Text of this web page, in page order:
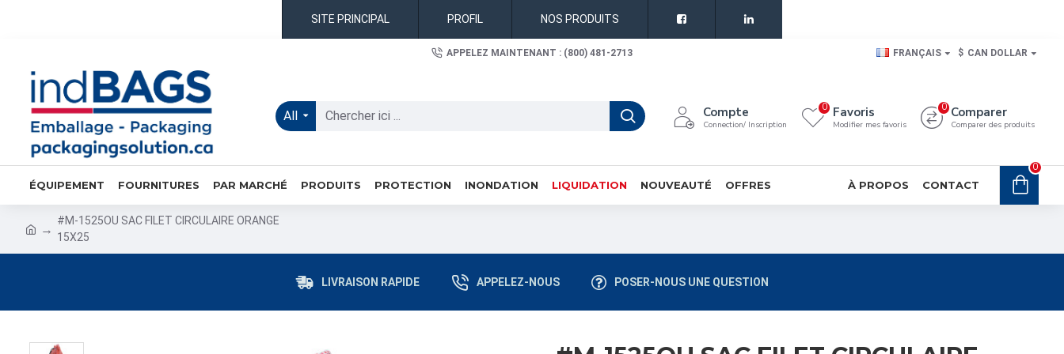
SITE PRINCIPAL PROFIL NOS PRODUITS
APPELEZ MAINTENANT : (800) 481-2713 FRANÇAIS $ CAN DOLLAR
All Compte
Connection/ Inscription
Favoris
Modifier mes favoris
0 Comparer
Comparer des produits
0
ÉQUIPEMENT FOURNITURES PAR MARCHÉ PRODUITS PROTECTION INONDATION LIQUIDATION NOUVEAUTÉ OFFRES À PROPOS CONTACT
0
#M-1525OU SAC FILET CIRCULAIRE ORANGE
15X25
LIVRAISON RAPIDE APPELEZ-NOUS POSER-NOUS UNE QUESTION